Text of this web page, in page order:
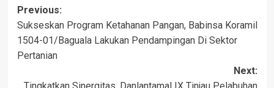
Post
navigation
Previous:
Sukseskan Program Ketahanan Pangan, Babinsa Koramil
1504-01/Baguala Lakukan Pendampingan Di Sektor
Pertanian
Next:
Tingkatkan Sinergitas, Danlantamal IX Tinjau Pelabuhan